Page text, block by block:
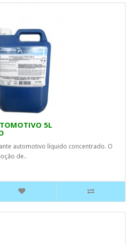
5L
automotivo líquido concentrado. O
de..